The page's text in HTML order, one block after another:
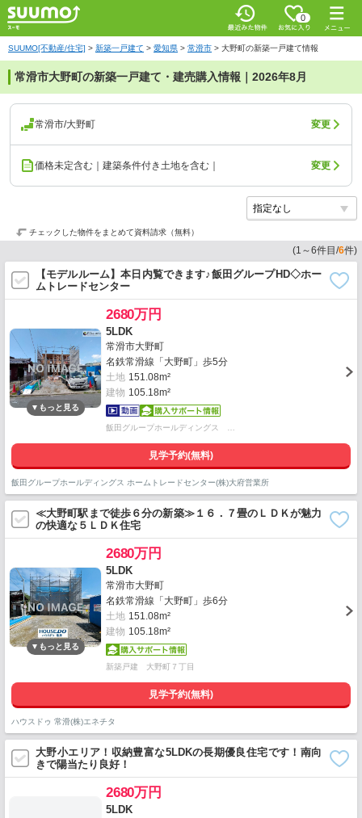
0
SUUMO[不動産/住宅] > 新築一戸建て > 愛知県 > 常滑市 > 大野町の新築一戸建て情報
常滑市大野町の新築一戸建て・建売購入情報｜2026年8月
常滑市/大野町 変更
価格未定含む｜建築条件付き土地を含む｜ 変更
チェックした物件をまとめて資料請求（無料）
(1 ～6件目/6件)
【モデルルーム】本日内覧できます♪飯田グループHD◇ホー
ムトレードセンター
2680万円
5LDK
常滑市大野町
名鉄常滑線「大野町」歩5分
土地 151.08m²
建物 105.18m²
飯田グループホールディングス …
見学予約(無料)
飯田グループホールディングス ホームトレードセンター(株)大府営業所
≪大野町駅まで徒歩６分の新築≫１６．７畳のＬＤＫが魅力
の快適な５ＬＤＫ住宅
2680万円
5LDK
常滑市大野町
名鉄常滑線「大野町」歩6分
土地 151.08m²
建物 105.18m²
新築戸建 大野町７丁目
見学予約(無料)
ハウスドゥ 常滑(株)エネチタ
大野小エリア！収納豊富な5LDKの長期優良住宅です！南向
きで陽当たり良好！
2680万円
5LDK